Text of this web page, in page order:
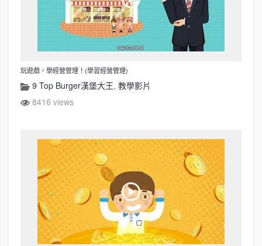
玩遊戲，學經營管理！(學習經營管理)
9 Top Burger漢堡大王, 教學影片
8416 views